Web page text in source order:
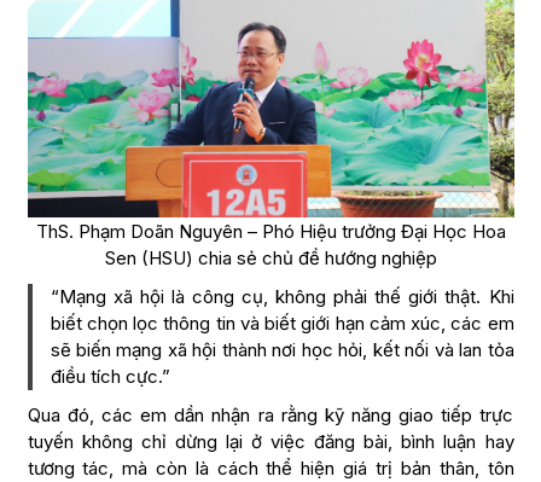
ThS. Phạm Doãn Nguyên – Phó Hiệu trưởng Đại Học Hoa
Sen (HSU) chia sẻ chủ đề hướng nghiệp
“Mạng xã hội là công cụ, không phải thế giới thật. Khi
biết chọn lọc thông tin và biết giới hạn cảm xúc, các em
sẽ biến mạng xã hội thành nơi học hỏi, kết nối và lan tỏa
điều tích cực.”
Qua đó, các em dần nhận ra rằng kỹ năng giao tiếp trực
tuyến không chỉ dừng lại ở việc đăng bài, bình luận hay
tương tác, mà còn là cách thể hiện giá trị bản thân, tôn